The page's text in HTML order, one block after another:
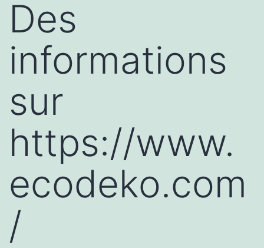
Des
informations
sur
https://www.
ecodeko.com
/